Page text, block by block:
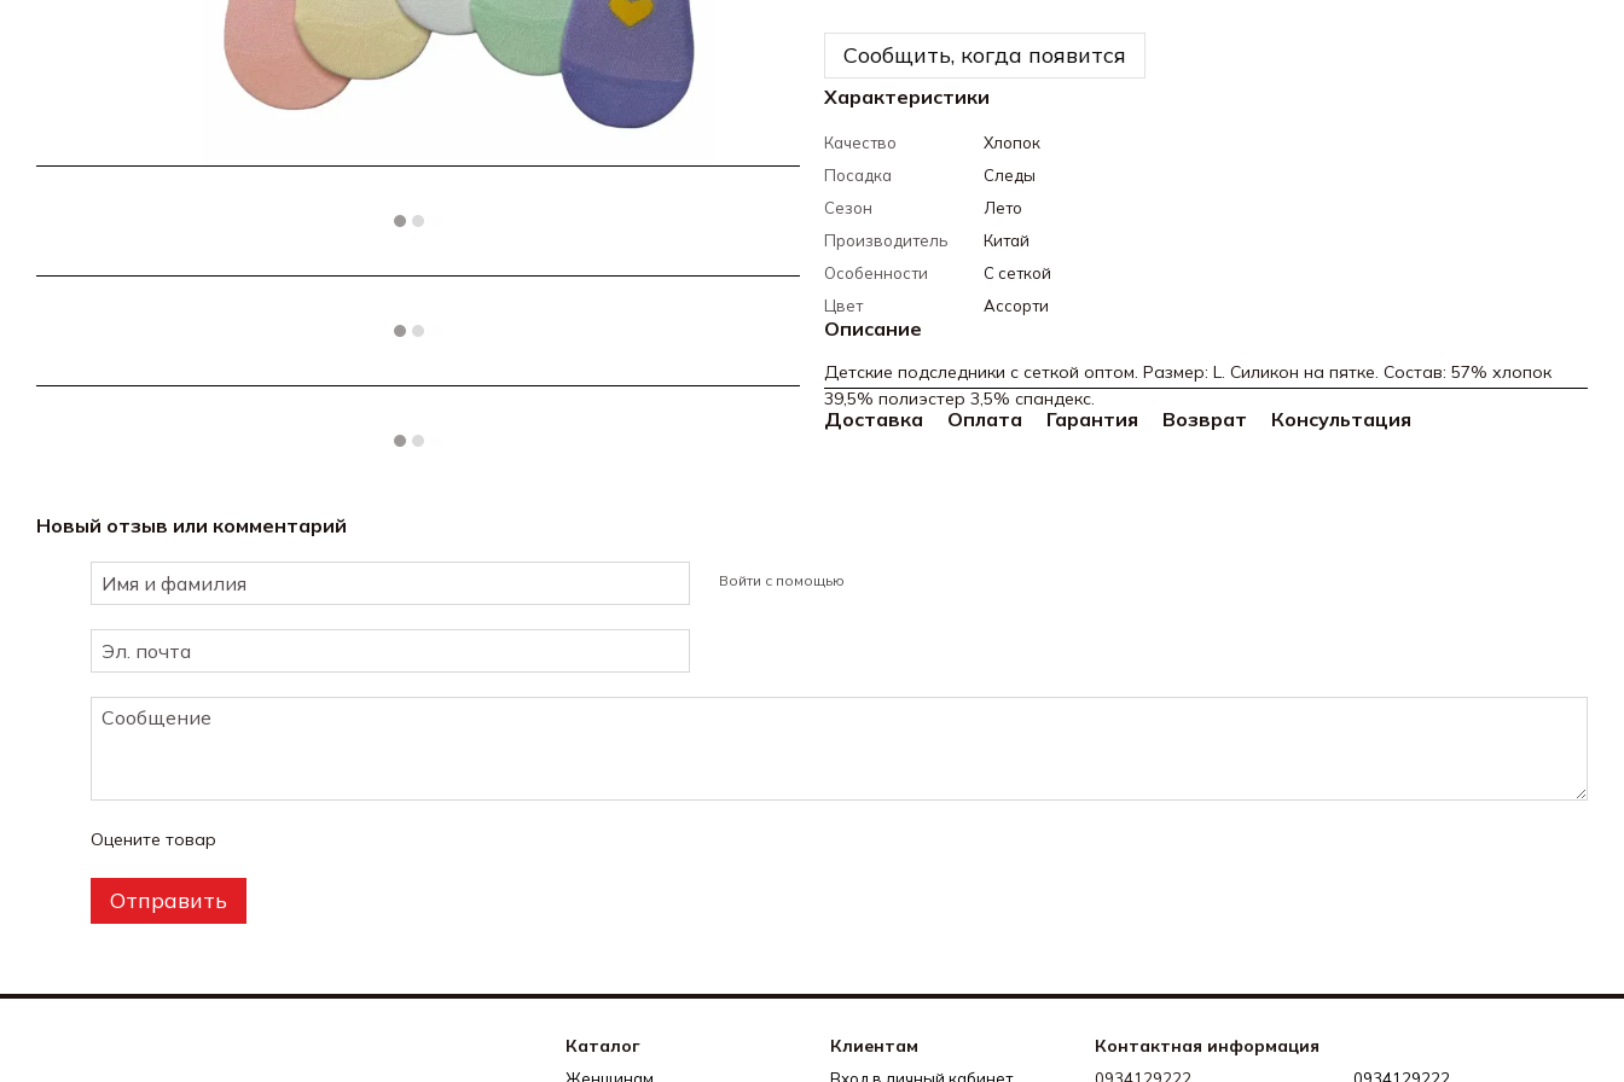
Сообщить, когда появится
Характеристики
Качество
Хлопок
Посадка
Следы
Сезон
Лето
Производитель
Китай
Особенности
С сеткой
Цвет
Ассорти
Описание
Детские подследники с сеткой оптом. Размер: L. Силикон на пятке. Состав: 57% хлопок
39,5% полиэстер 3,5% спандекс.
Доставка Оплата Гарантия Возврат Консультация
Новый отзыв или комментарий
Войти с помощью
Оцените товар
Отправить
Каталог Клиентам Контактная информация